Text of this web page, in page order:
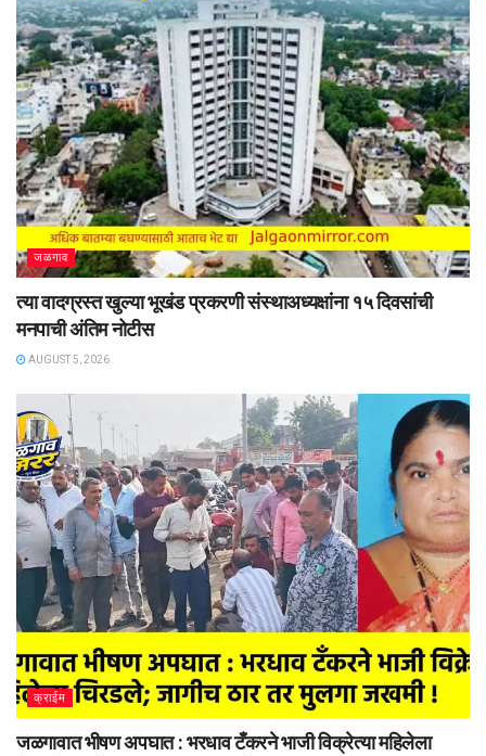
जळगाव
त्या वादग्रस्त खुल्या भूखंड प्रकरणी संस्थाअध्यक्षांना १५ दिवसांची
मनपाची अंतिम नोटीस
AUGUST 5, 2026
क्राईम
जळगावात भीषण अपघात : भरधाव टँकरने भाजी विक्रेत्या महिलेला